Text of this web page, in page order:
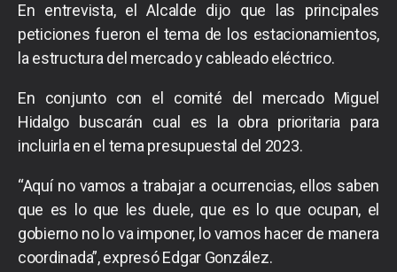
En entrevista, el Alcalde dijo que las principales
peticiones fueron el tema de los estacionamientos,
la estructura del mercado y cableado eléctrico.
En conjunto con el comité del mercado Miguel
Hidalgo buscarán cual es la obra prioritaria para
incluirla en el tema presupuestal del 2023.
“Aquí no vamos a trabajar a ocurrencias, ellos saben
que es lo que les duele, que es lo que ocupan, el
gobierno no lo va imponer, lo vamos hacer de manera
coordinada”, expresó Edgar González.